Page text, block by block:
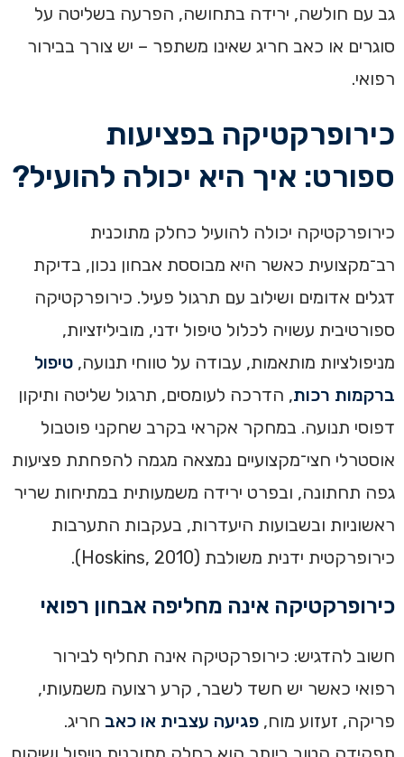
גב עם חולשה, ירידה בתחושה, הפרעה בשליטה על
סוגרים או כאב חריג שאינו משתפר – יש צורך בבירור
רפואי.
כירופרקטיקה בפציעות
ספורט: איך היא יכולה להועיל?
כירופרקטיקה יכולה להועיל כחלק מתוכנית
רב־מקצועית כאשר היא מבוססת אבחון נכון, בדיקת
דגלים אדומים ושילוב עם תרגול פעיל. כירופרקטיקה
ספורטיבית עשויה לכלול טיפול ידני, מוביליזציות,
מניפולציות מותאמות, עבודה על טווחי תנועה, טיפול
ברקמות רכות, הדרכה לעומסים, תרגול שליטה ותיקון
דפוסי תנועה. במחקר אקראי בקרב שחקני פוטבול
אוסטרלי חצי־מקצועיים נמצאה מגמה להפחתת פציעות
גפה תחתונה, ובפרט ירידה משמעותית במתיחות שריר
ראשוניות ובשבועות היעדרות, בעקבות התערבות
כירופרקטית ידנית משולבת (Hoskins, 2010).
כירופרקטיקה אינה מחליפה אבחון רפואי
חשוב להדגיש: כירופרקטיקה אינה תחליף לבירור
רפואי כאשר יש חשד לשבר, קרע רצועה משמעותי,
פריקה, זעזוע מוח, פגיעה עצבית או כאב חריג.